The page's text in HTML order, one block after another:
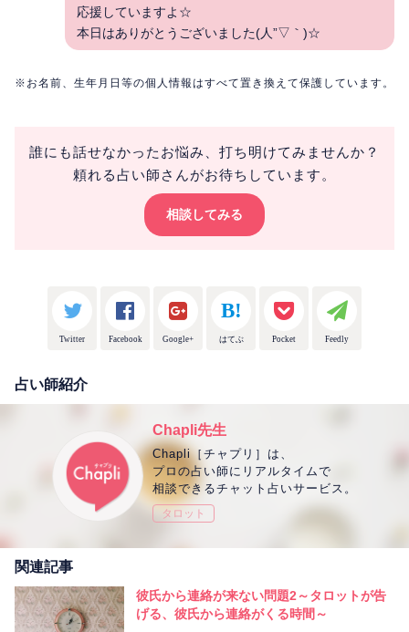
応援していますよ☆
本日はありがとうございました(人”▽｀)☆
※お名前、生年月日等の個人情報はすべて置き換えて保護しています。
誰にも話せなかったお悩み、打ち明けてみませんか？
頼れる占い師さんがお待ちしています。
相談してみる
Twitter Facebook Google+ はてぶ Pocket Feedly
占い師紹介
Chapli先生
Chapli［チャプリ］は、
プロの占い師にリアルタイムで
相談できるチャット占いサービス。
タロット
関連記事
彼氏から連絡が来ない問題2～タロットが告
げる、彼氏から連絡がくる時間～